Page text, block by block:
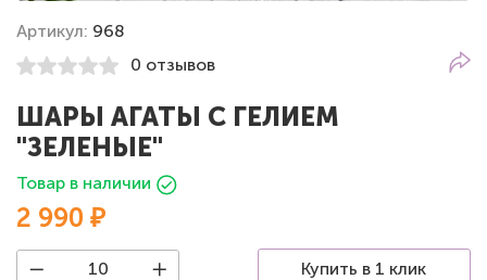
Артикул: 968
0 отзывов
ШАРЫ АГАТЫ С ГЕЛИЕМ
"ЗЕЛЕНЫЕ"
Товар в наличии
2 990 ₽
Купить в 1 клик